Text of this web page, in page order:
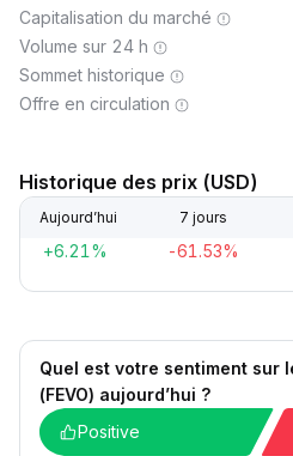
Capitalisation du marché
Volume sur 24 h
Sommet historique
Offre en circulation
Historique des prix (USD)
Aujourd’hui 7 jours
+6.21% -61.53%
Quel est votre sentiment sur
(FEVO) aujourd’hui ?
Positive